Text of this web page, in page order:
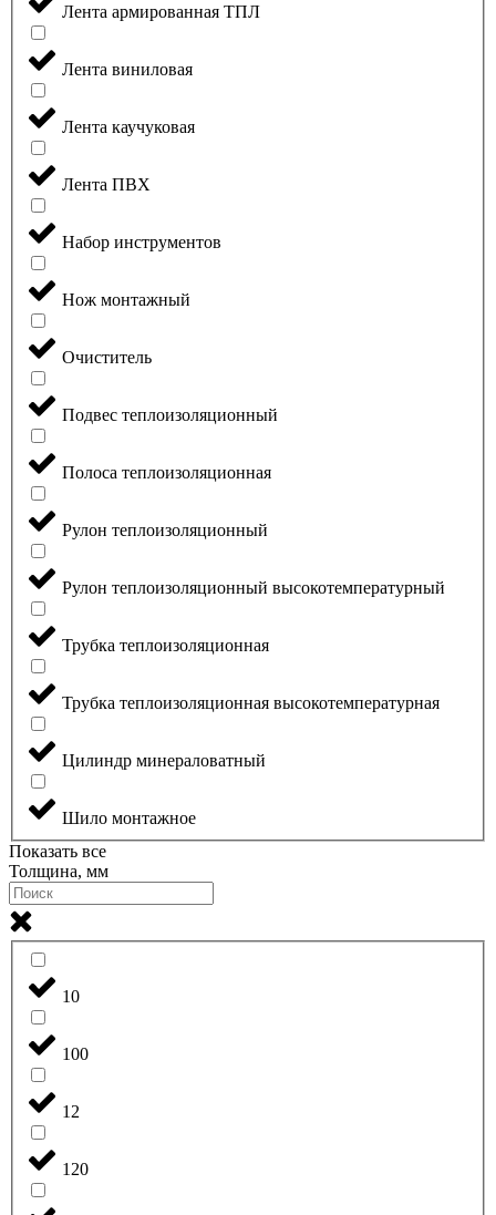
Лента армированная ТПЛ
Лента виниловая
Лента каучуковая
Лента ПВХ
Набор инструментов
Нож монтажный
Очиститель
Подвес теплоизоляционный
Полоса теплоизоляционная
Рулон теплоизоляционный
Рулон теплоизоляционный высокотемпературный
Трубка теплоизоляционная
Трубка теплоизоляционная высокотемпературная
Цилиндр минераловатный
Шило монтажное
Показать все
Толщина, мм
10
100
12
120